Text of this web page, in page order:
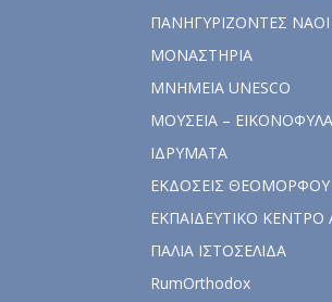
ΠΑΝΗΓΥΡΙΖΟΝΤΕΣ ΝΑΟΙ
ΜΟΝΑΣΤΗΡΙΑ
ΜΝΗΜΕΙΑ UNESCO
ΜΟΥΣΕΙΑ –
ΙΔΡΥΜΑΤΑ
ΕΚΔΟΣΕΙΣ ΘΕΟΜΟΡΦΟΥ
ΕΚΠΑΙΔΕΥΤΙΚΟ ΚΕΝΤΡΟ
ΠΑΛΙΑ ΙΣΤΟΣΕΛΙΔΑ
RumOrthodox